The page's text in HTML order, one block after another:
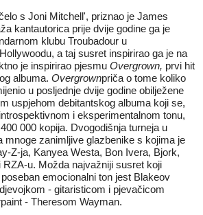
s Joni Mitchell', priznao je James
kantautorica prije dvije godine ga je
klubu Troubadour u
a taj susret inspirirao ga je na
je inspirirao pjesmu Overgrown, prvi hit
albuma. Overgrownpriča o tome koliko
u posljednje dvije godine obilježene
uspjehom debitantskog albuma koji se,
i eksperimentalnom tonu,
000 kopija. Dvogodišnja turneja u
mnoge zanimljive glazbenike s kojima je
Z-ja, Kanyea Westa, Bon Ivera, Bjork,
RZA-u. Možda najvažniji susret koji
emocionalni ton jest Blakeov
- gitaristicom i pjevačicom
- Theresom Wayman.